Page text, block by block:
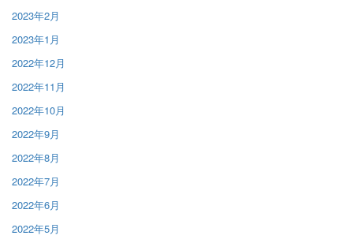
2023年2月
2023年1月
2022年12月
2022年11月
2022年10月
2022年9月
2022年8月
2022年7月
2022年6月
2022年5月